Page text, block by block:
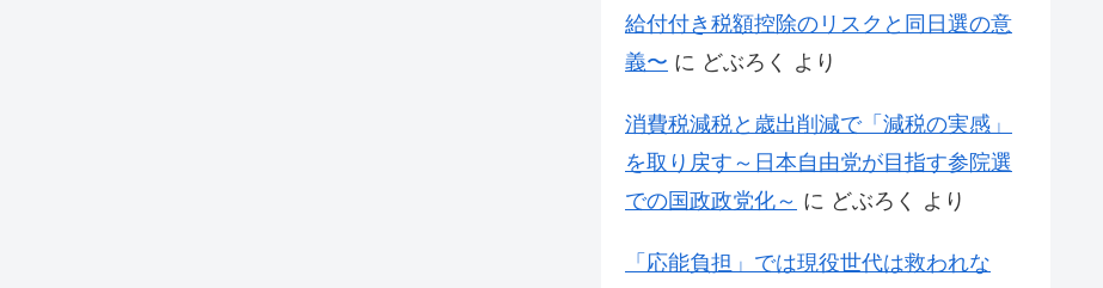
給付付き税額控除のリスクと同日選の意
義〜 に どぶろく より
消費税減税と歳出削減で「減税の実感」
を取り戻す～日本自由党が目指す参院選
での国政政党化～ に どぶろく より
「応能負担」では現役世代は救われな